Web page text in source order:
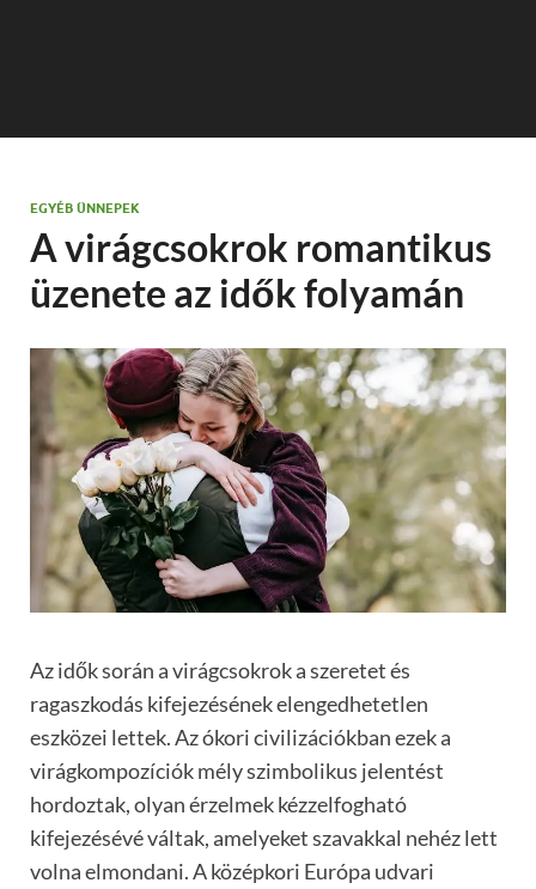
EGYÉB ÜNNEPEK
A virágcsokrok romantikus
üzenete az idők folyamán
Az idők során a virágcsokrok a szeretet és
ragaszkodás kifejezésének elengedhetetlen
eszközei lettek. Az ókori civilizációkban ezek a
virágkompozíciók mély szimbolikus jelentést
hordoztak, olyan érzelmek kézzelfogható
kifejezésévé váltak, amelyeket szavakkal nehéz lett
volna elmondani. A középkori Európa udvari